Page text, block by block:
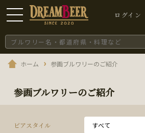
ログイン
ホーム 参画ブルワリーのご紹介
参画ブルワリーのご紹介
ビアスタイル